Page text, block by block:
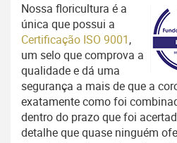
Nossa floricultura é a
única que possui a
Certificação ISO 9001,
um selo que comprova a
qualidade e dá uma
segurança a mais de que a
exatamente como foi
dentro do prazo que foi
detalhe que quase ninguém